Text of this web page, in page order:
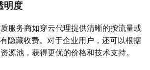
明度
服务商如穿云代理提供清晰的按流量或
隐藏收费。对于企业用户，还可以根据
源池，获得更优的价格和技术支持。